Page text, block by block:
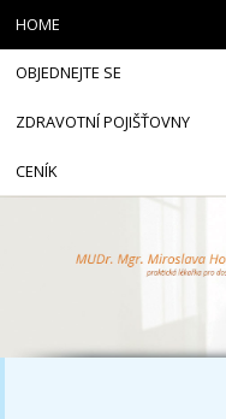
HOME
OBJEDNEJTE SE
ZDRAVOTNÍ POJIŠŤOVNY
CENÍK